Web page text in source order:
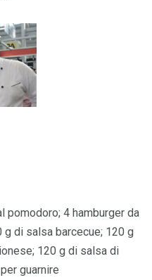
pomodoro; 4 hamburger da
g di salsa barcecue; 120 g
120 g di salsa di
guarnire